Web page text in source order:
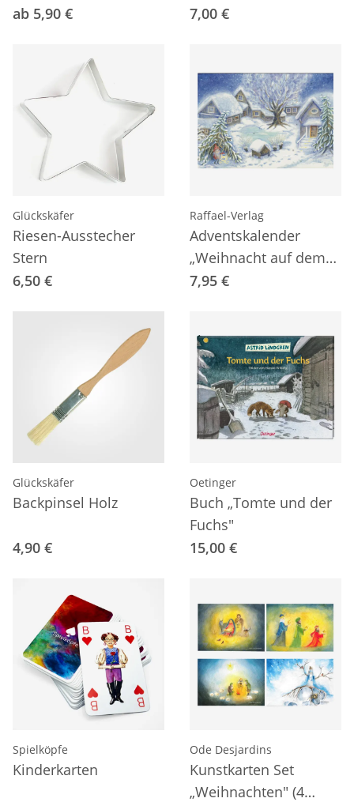
ab 5,90 € 7,00 €
Glückskäfer
Riesen-Ausstecher
Stern
6,50 €
Raffael-Verlag
Adventskalender
„Weihnacht auf dem
Hof"
7,95 €
Glückskäfer
Backpinsel Holz
4,90 €
Oetinger
Buch „Tomte und der
Fuchs"
15,00 €
Spielköpfe
Kinderkarten
Ode Desjardins
Kunstkarten Set
„Weihnachten" (4